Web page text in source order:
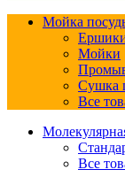
Мойка
Мойки
Сушка
Все
Все